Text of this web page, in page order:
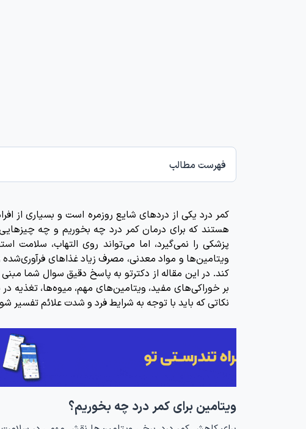
فهرست مطالب
کمر درد یکی از دردهای شایع روزمره است و بسیاری از
هستند که برای درمان کمر درد چه بخوریم و چه
پزشکی را نمی‌گیرد، اما می‌تواند روی التهاب، سلامت
ویتامین‌ها و مواد معدنی، مصرف زیاد غذاهای
کند. در این مقاله از دکترتو به پاسخ دقیق سوال شما مبنی
بر خوراکی‌های مفید، ویتامین‌های مهم، میوه‌ها، تغذیه
نکاتی که باید با توجه به شرایط فرد و شدت علائم تفسیر
ویتامین برای کمر درد چه بخوریم؟